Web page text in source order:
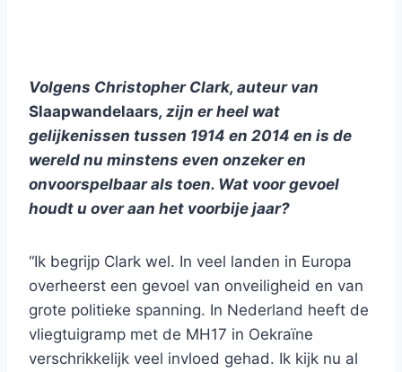
Volgens Christopher Clark, auteur van
Slaapwandelaars, zijn er heel wat
gelijkenissen tussen 1914 en 2014 en is de
wereld nu minstens even onzeker en
onvoorspelbaar als toen. Wat voor gevoel
houdt u over aan het voorbije jaar?
“Ik begrijp Clark wel. In veel landen in Europa
overheerst een gevoel van onveiligheid en van
grote politieke spanning. In Nederland heeft de
vliegtuigramp met de MH17 in Oekraïne
verschrikkelijk veel invloed gehad. Ik kijk nu al